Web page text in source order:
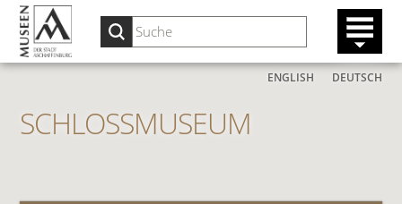
SCHLOSSMUSEUM
DEUTSCH
ENGLISH